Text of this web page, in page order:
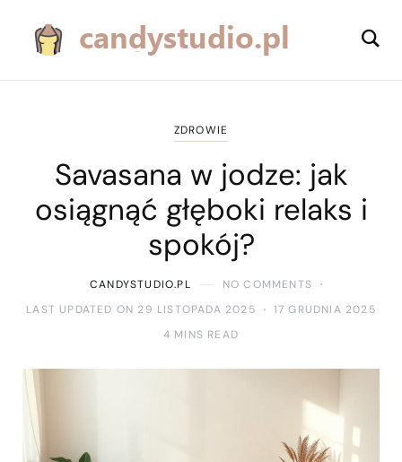
ZDROWIE
Savasana w jodze: jak
osiągnąć głęboki relaks i
spokój?
CANDYSTUDIO.PL
NO COMMENTS
LAST UPDATED ON 29 LISTOPADA 2025
17 GRUDNIA 2025
4 MINS READ